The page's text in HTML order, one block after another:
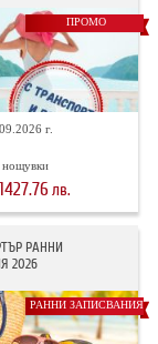
ПРОМО
г.
1427.76лв.
РАННИ
2026
РАННИ ЗАПИСВАНИЯ